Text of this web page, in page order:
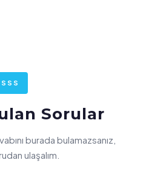
SSS
Sorular
burada bulamazsanız,
ulaşalım.